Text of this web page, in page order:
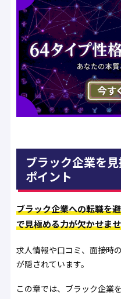
ブラック企業を
ポイント
ブラック企業への転職を
で見極める力が欠かせま
求人情報や口コミ、面接時
が隠されています。
この章では、ブラック企業